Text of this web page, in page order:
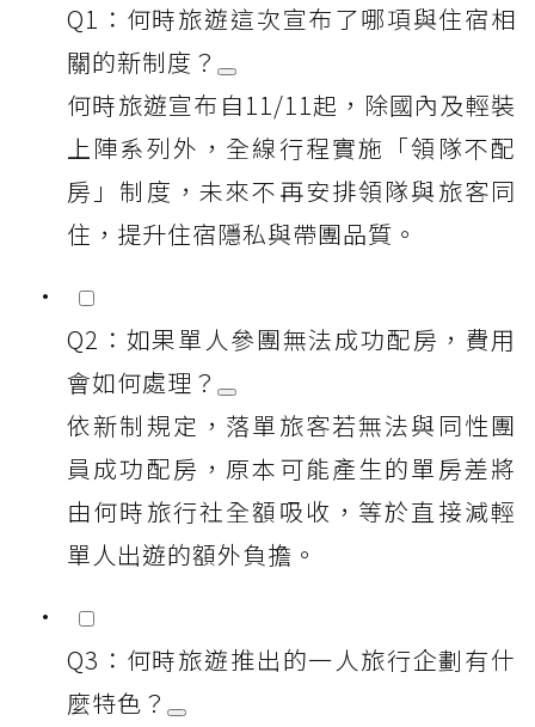
Q1：何時旅遊這次宣布了哪項與住宿相
關的新制度？
何時旅遊宣布自11/11起，除國內及輕裝
上陣系列外，全線行程實施「領隊不配
房」制度，未來不再安排領隊與旅客同
住，提升住宿隱私與帶團品質。
Q2：如果單人參團無法成功配房，費用
會如何處理？
依新制規定，落單旅客若無法與同性團
員成功配房，原本可能產生的單房差將
由何時旅行社全額吸收，等於直接減輕
單人出遊的額外負擔。
Q3：何時旅遊推出的一人旅行企劃有什
麼特色？